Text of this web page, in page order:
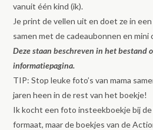
vanuit één kind (ik).
Je print de vellen uit en doet ze in
samen met de cadeaubonnen en mini
Deze staan beschreven in het bestand
informatiepagina.
TIP: Stop leuke foto’s van mama
jaren heen in de rest van het boekje!
Ik kocht een foto insteekboekje bij de
formaat, maar de boekjes van de